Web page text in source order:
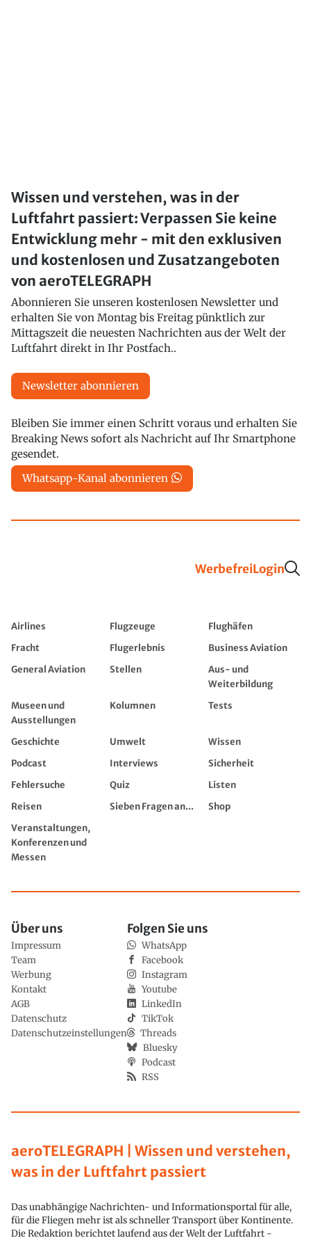
Wissen und verstehen, was in der
Luftfahrt passiert: Verpassen Sie keine
Entwicklung mehr - mit den exklusiven
und kostenlosen und Zusatzangeboten
von aeroTELEGRAPH
Abonnieren Sie unseren kostenlosen Newsletter und
erhalten Sie von Montag bis Freitag pünktlich zur
Mittagszeit die neuesten Nachrichten aus der Welt der
Luftfahrt direkt in Ihr Postfach..
Newsletter abonnieren
Bleiben Sie immer einen Schritt voraus und erhalten Sie
Breaking News sofort als Nachricht auf Ihr Smartphone
gesendet.
Whatsapp-Kanal abonnieren
WerbefreiLogin
Airlines Flugzeuge
Flughäfen
Fracht
Flugerlebnis
Business Aviation
General Aviation
Stellen
Aus- und
Weiterbildung
Museen und
Ausstellungen
Kolumnen Tests
Geschichte Umwelt
Wissen
Podcast
Interviews
Sicherheit
Fehlersuche
Quiz
Listen
Reisen
Sieben Fragen an...
Shop
Veranstaltungen,
Konferenzen und
Messen
aeroTELEGRAPH | Wissen und verstehen,
was in der Luftfahrt passiert
Das unabhängige Nachrichten- und Informationsportal für alle,
für die Fliegen mehr ist als schneller Transport über Kontinente.
Die Redaktion berichtet laufend aus der Welt der Luftfahrt -
Über uns
Impressum
Team
Werbung
Kontakt
AGB
Datenschutz
Datenschutzeinstellungen
Folgen Sie uns
WhatsApp
Facebook
Instagram
Youtube
LinkedIn
TikTok
Threads
Bluesky
Podcast
RSS